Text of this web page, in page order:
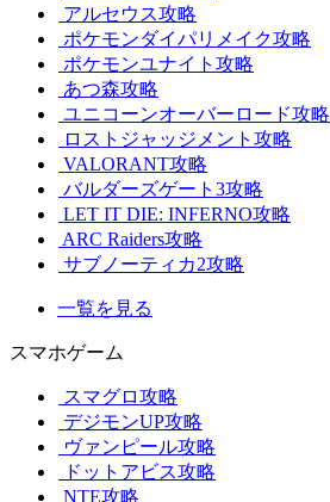
アルセウス攻略
ポケモンダイパリメイク攻略
ポケモンユナイト攻略
あつ森攻略
ユニコーンオーバーロード攻略
ロストジャッジメント攻略
VALORANT攻略
バルダーズゲート3攻略
LET IT DIE: INFERNO攻略
ARC Raiders攻略
サブノーティカ2攻略
一覧を見る
スマホゲーム
スマグロ攻略
デジモンUP攻略
ヴァンピール攻略
ドットアビス攻略
NTE攻略